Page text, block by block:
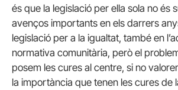
és que la legislació per ella sola no és
avenços importants en els darrers
legislació per a la igualtat, també en
normativa comunitària, però el
posem les cures al centre, si no
la importància que tenen les cures de